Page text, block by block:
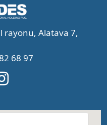
rayonu, Alatava 7,
68 97